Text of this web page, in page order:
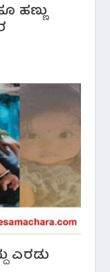
ಹಣ್ಣು
ಎರಡು